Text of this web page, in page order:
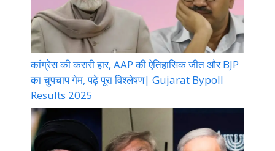
कांग्रेस की करारी हार, AAP की ऐतिहासिक जीत और BJP
का चुपचाप गेम, पढ़े पूरा विश्लेषण| Gujarat Bypoll
Results 2025